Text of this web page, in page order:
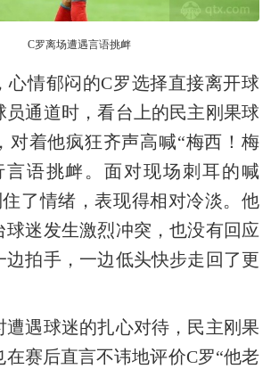
C罗离场遭遇言语挑衅
心情郁闷的C罗选择直接离开球
员通道时，看台上的民主刚果球
对着他疯狂齐声高喊“梅西！梅
言语挑衅。面对现场刺耳的喊
了情绪，表现得相对冷淡。他
球迷发生激烈冲突，也没有回应
边拍手，一边低头快步走回了更
遭遇球迷的扎心对待，民主刚果
在赛后直言不讳地评价C罗“他老